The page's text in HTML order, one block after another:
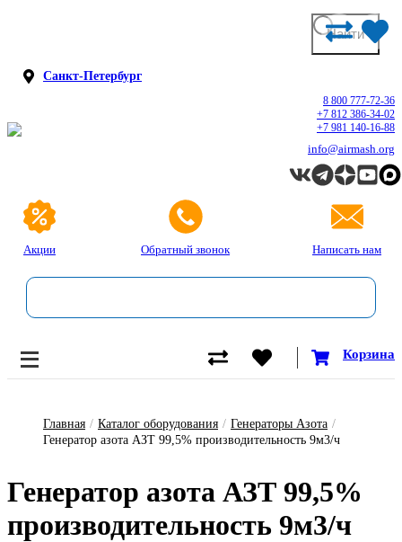
Санкт-Петербург
Акции Обратный звонок Написать нам
8 800 777-72-36
+7 812 386-34-02
+7 981 140-16-88
info@airmash.org
Корзина
Главная / Каталог оборудования / Генераторы Азота /
Генератор азота АЗТ 99,5% производительность 9м3/ч
Ге­не­ра­тор а­зо­та АЗТ 99,5%
про­из­во­ди­тель­ность 9м3/ч